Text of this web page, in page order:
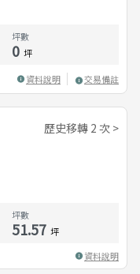
坪數
0 坪
資料說明 交易備註
歷史移轉 2 次 >
坪數
51.57 坪
資料說明